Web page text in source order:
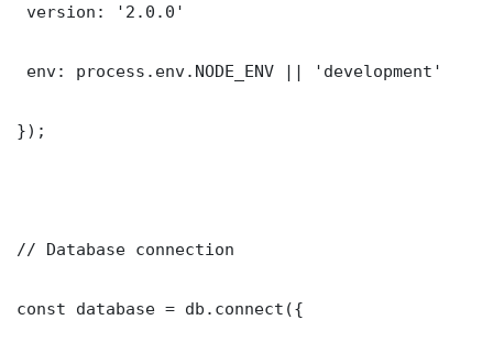
version: '2.0.0'
env: process.env.NODE_ENV || 'development'
});
// Database connection
const database = db.connect({